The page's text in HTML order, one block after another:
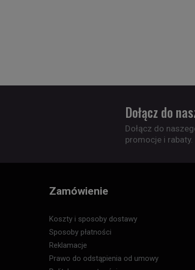
Dołącz do
Dołącz do
promocje i rabaty.
Zamówienie
Koszty i sposoby dostawy
Sposoby płatności
Reklamacje
Prawo do odstąpienia od umowy